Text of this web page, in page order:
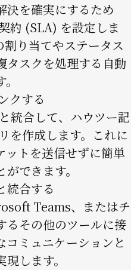
決を確実にするため
約 (SLA) を設定しま
り当てやステータス
タスクを処理する自動
クする
統合して、ハウツー記
を作成します。これに
ットを送信せずに簡単
できます。
統合する
Teams、またはチ
るその他のツールに接
ミュニケーションと
します。